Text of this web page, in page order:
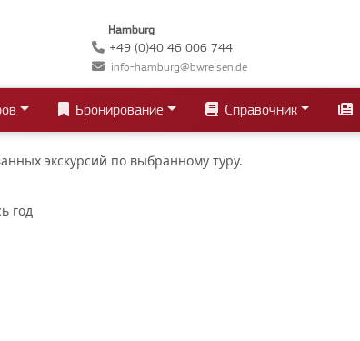
Hamburg
+49 (0)40 46 006 744
info-hamburg@bwreisen.de
Бронирование Справочник
экскурсий по выбранному туру.
год